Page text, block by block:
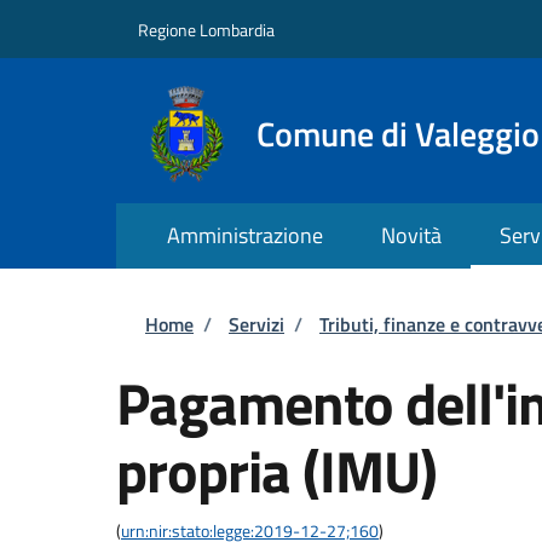
Regione Lombardia
Comune di Valeggio
Amministrazione Novità
Briciole di pane
Home / Servizi / Tributi, finanze e
Pagamento
propria (IMU)
(urn:nir:stato:legge:2019-12-27;160)